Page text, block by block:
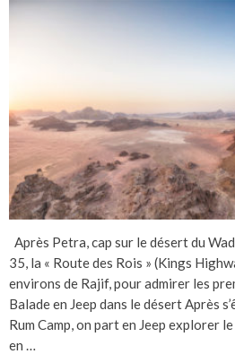
Après Petra, cap sur le désert du
35, la « Route des Rois » (Kings
environs de Rajif, pour admirer les
Balade en Jeep dans le désert Après
Rum Camp, on part en Jeep explorer
en …